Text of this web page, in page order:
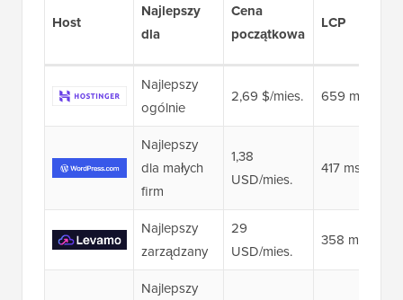
Host
Najlepszy
dla
Cena
początkowa
LCP
Najlepszy
ogólnie
2,69 $/mies. 659 ms
Najlepszy
dla małych
firm
1,38
USD/mies.
417 ms
Najlepszy
zarządzany
29
USD/mies.
358 ms 👑
Najlepszy